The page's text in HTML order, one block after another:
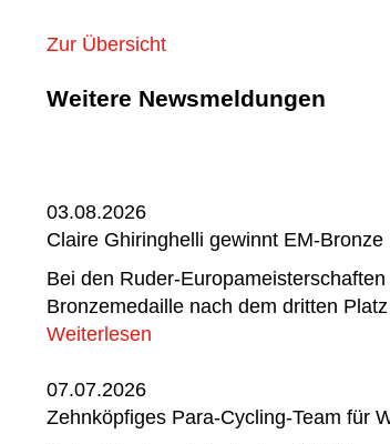
Zur Übersicht
Weitere Newsmeldungen
03.08.2026
Claire Ghiringhelli gewinnt EM-Bronze
Bei den Ruder-
Bronzemedaille nach dem dritten
Weiterlesen
07.07.2026
Zehnköpfiges Para-Cycling-Team für